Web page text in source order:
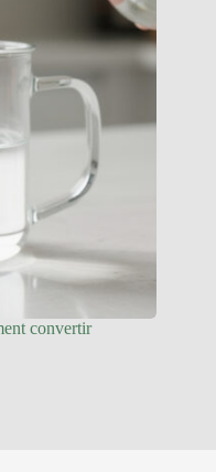
convertir